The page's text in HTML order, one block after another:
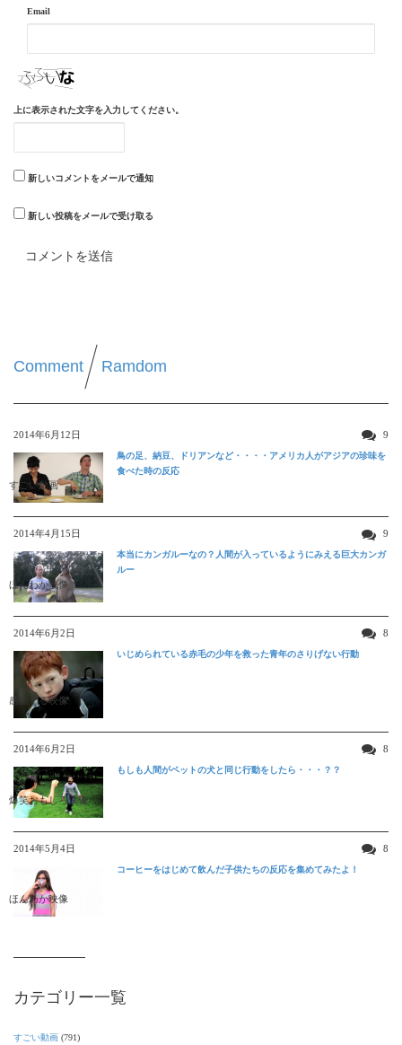
Email
上に表示された文字を入力してください。
新しいコメントをメールで通知
新しい投稿をメールで受け取る
Comment Ramdom
2014年6月12日 9
すごい動画
鳥の足、納豆、ドリアンなど・・・・アメリカ人がアジアの珍味を
食べた時の反応
2014年4月15日 9
ほんわか映像
本当にカンガルーなの？人間が入っているようにみえる巨大カンガ
ルー
2014年6月2日 8
感動する映像
いじめられている赤毛の少年を救った青年のさりげない行動
2014年6月2日 8
爆笑おもしろ映像
もしも人間がペットの犬と同じ行動をしたら・・・？？
2014年5月4日 8
ほんわか映像
コーヒーをはじめて飲んだ子供たちの反応を集めてみたよ！
カテゴリー一覧
すごい動画 (791)